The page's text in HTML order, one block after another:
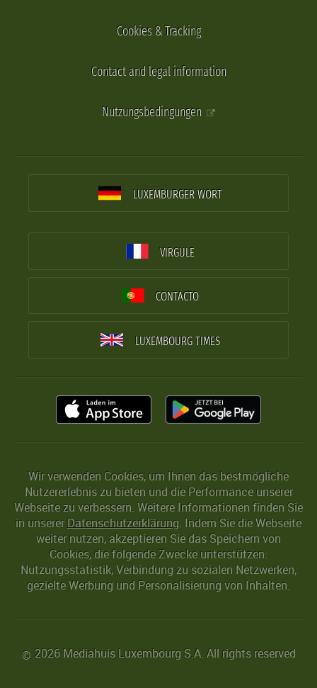
Cookies & Tracking
Contact and legal information
Nutzungsbedingungen
LUXEMBURGER WORT
VIRGULE
CONTACTO
LUXEMBOURG TIMES
Wir verwenden Cookies, um Ihnen das bestmögliche
Nutzererlebnis zu bieten und die Performance unserer
Webseite zu verbessern. Weitere Informationen finden Sie
in unserer Datenschutzerklärung. Indem Sie die Webseite
weiter nutzen, akzeptieren Sie das Speichern von
Cookies, die folgende Zwecke unterstützen:
Nutzungsstatistik, Verbindung zu sozialen Netzwerken,
gezielte Werbung und Personalisierung von Inhalten.
© 2026 Mediahuis Luxembourg S.A. All rights reserved